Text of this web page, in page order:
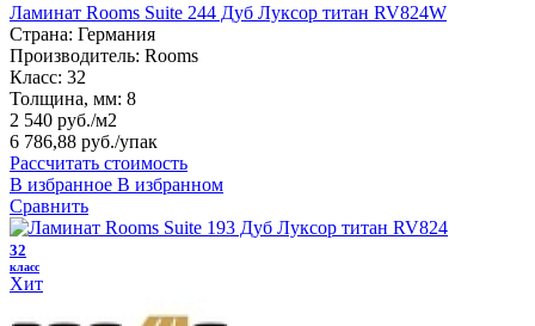
Ламинат Rooms Suite 244 Дуб Луксор титан RV824W
Страна: Германия
Производитель: Rooms
Класс: 32
Толщина, мм: 8
2 540 руб./м2
6 786,88 руб./упак
Рассчитать стоимость
В избранное В избранном
Сравнить
32
класс
Хит